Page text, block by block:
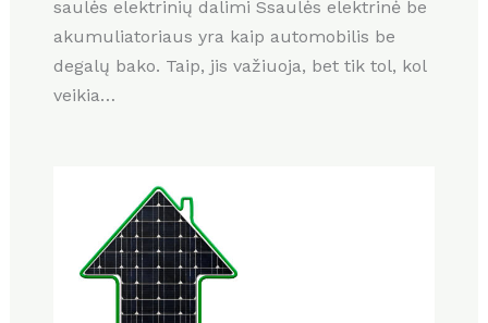
saulės elektrinių dalimi Ssaulės elektrinė be
akumuliatoriaus yra kaip automobilis be
degalų bako. Taip, jis važiuoja, bet tik tol, kol
veikia…